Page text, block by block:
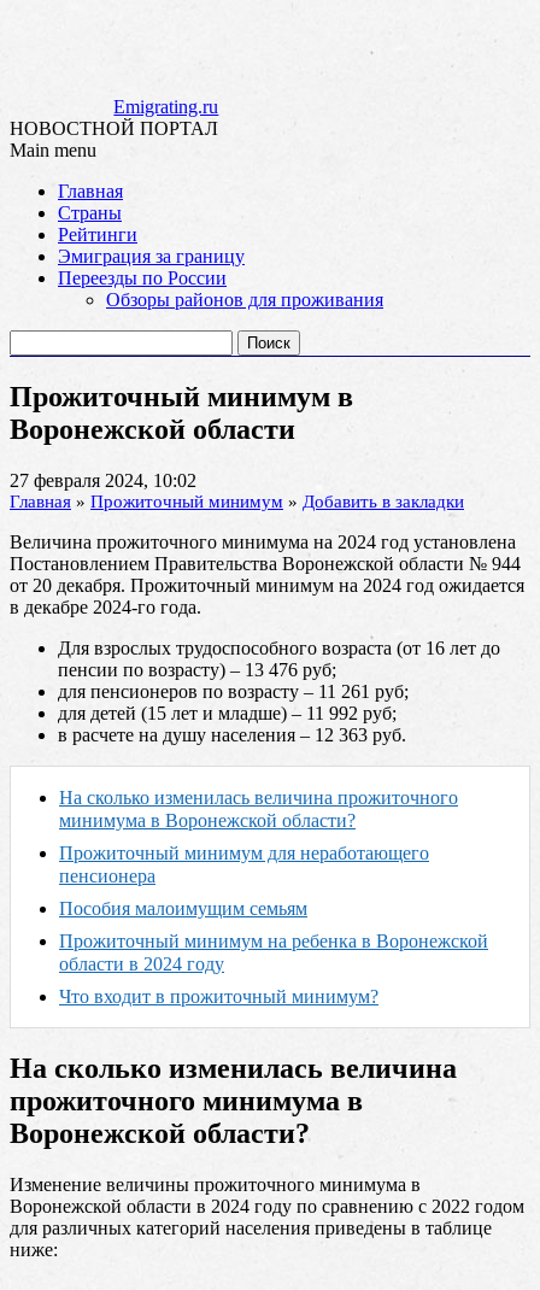
Emigrating.ru
НОВОСТНОЙ ПОРТАЛ
Main menu
content
Главная
Страны
Рейтинги
Эмиграция за границу
Переезды по России
Обзоры районов для проживания
Прожиточный минимум в
Воронежской области
27 февраля 2024, 10:02
Главная » Прожиточный минимум » Добавить в закладки
Величина прожиточного минимума на 2024 год установлена
Постановлением Правительства Воронежской области № 944
от 20 декабря. Прожиточный минимум на 2024 год ожидается
в декабре 2024-го года.
Для взрослых трудоспособного возраста (от 16 лет до
пенсии по возрасту) – 13 476 руб;
для пенсионеров по возрасту – 11 261 руб;
для детей (15 лет и младше) – 11 992 руб;
в расчете на душу населения – 12 363 руб.
На сколько изменилась величина прожиточного
минимума в Воронежской области?
Прожиточный минимум для неработающего
пенсионера
Пособия малоимущим семьям
Прожиточный минимум на ребенка в Воронежской
области в 2024 году
Что входит в прожиточный минимум?
На сколько изменилась величина
прожиточного минимума в
Воронежской области?
Изменение величины прожиточного минимума в
Воронежской области в 2024 году по сравнению с 2022 годом
для различных категорий населения приведены в таблице
ниже: